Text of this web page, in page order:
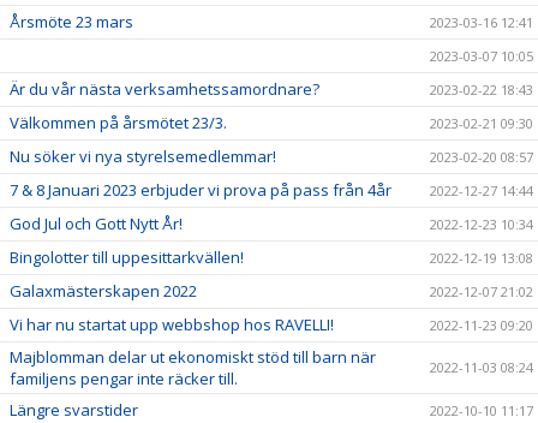
Årsmöte 23 mars
2023-03-16 12:41
2023-03-07 10:05
Är du vår nästa verksamhetssamordnare? 2023-02-22 18:43
Välkommen på årsmötet 23/3. 2023-02-21 09:30
Nu söker vi nya styrelsemedlemmar! 2023-02-20 08:57
7 & 8 Januari 2023 erbjuder vi prova på pass från 4år 2022-12-27 14:44
God Jul och Gott Nytt År! 2022-12-23 10:34
Bingolotter till uppesittarkvällen! 2022-12-19 13:08
Galaxmästerskapen 2022 2022-12-07 21:02
Vi har nu startat upp webbshop hos RAVELLI! 2022-11-23 09:20
Majblomman delar ut ekonomiskt stöd till barn när
familjens pengar inte räcker till.
2022-11-03 08:24
Längre svarstider 2022-10-10 11:17